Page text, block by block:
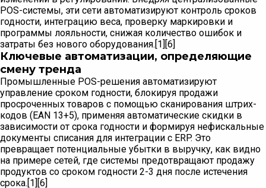
POS-системы, эти сети автоматизируют контроль сроков
годности, интеграцию веса, проверку маркировки и
программы лояльности, снижая количество ошибок и
затраты без нового оборудования.[1][6]
Ключевые автоматизации, определяющие
смену тренда
Промышленные POS-решения автоматизируют
управление сроком годности, блокируя продажи
просроченных товаров с помощью сканирования штрих-
кодов (EAN 13+5), применяя автоматические скидки в
зависимости от срока годности и формируя нефискальные
документы списания для интеграции с ERP. Это
превращает потенциальные убытки в выручку, как видно
на примере сетей, где системы предотвращают продажу
продуктов со сроком годности 2-3 дня после истечения
срока.[1][6]